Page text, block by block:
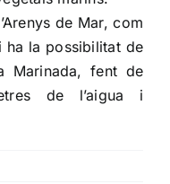
de Mar, com
ha la possibilitat de
Marinada, fent de
de l’aigua i